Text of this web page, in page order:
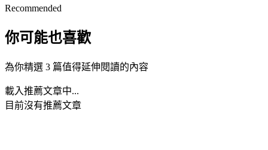
Recommended
你可能也喜歡
為你精選 3 篇值得延伸閱讀的內容
載入推薦文章中...
目前沒有推薦文章